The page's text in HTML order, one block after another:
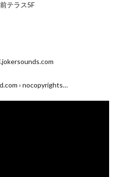
テラス5F
› nocopyrights…